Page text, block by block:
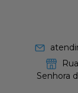
Senhora